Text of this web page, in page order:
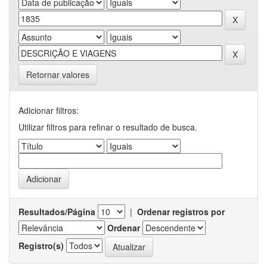
Retornar valores
Adicionar filtros:
Utilizar filtros para refinar o resultado de busca.
Resultados/Página | Ordenar registros por
Ordenar
Registro(s)